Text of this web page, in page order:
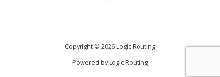
Copyright © 2026 Logic Routing
Powered by Logic Routing